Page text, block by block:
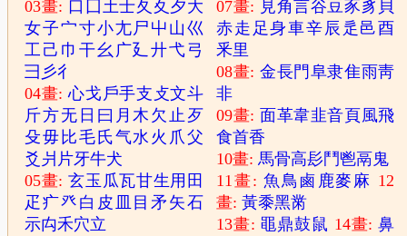
03畫: 口 囗 土士夂 夊 夕大
女子宀寸小尢尸 屮 山巛
工 己 巾 干幺 广廴廾弋弓
彐 彡彳
04畫:心戈 戶手支 攴文斗
斤方无 日 曰 月木 欠止 歹
殳毋 比毛 氏气水 火 爪父
爻 爿 片牙牛犬
05畫:玄玉 瓜瓦甘生用 田
疋 疒癶 白 皮 目矛 矢石
示禸禾穴立
07畫: 見角言谷豆豕豸 貝
赤走 足身車辛辰 辵 邑酉
釆里
08畫: 金長門 阜隶隹雨靑
非
09畫: 面革韋韭音頁風飛
食首香
10畫:馬骨高髟 鬥鬯鬲 鬼
11畫: 魚鳥 鹵 鹿麥 麻 12
畫:黃黍黑黹
13畫: 黽鼎鼓鼠 14畫:鼻